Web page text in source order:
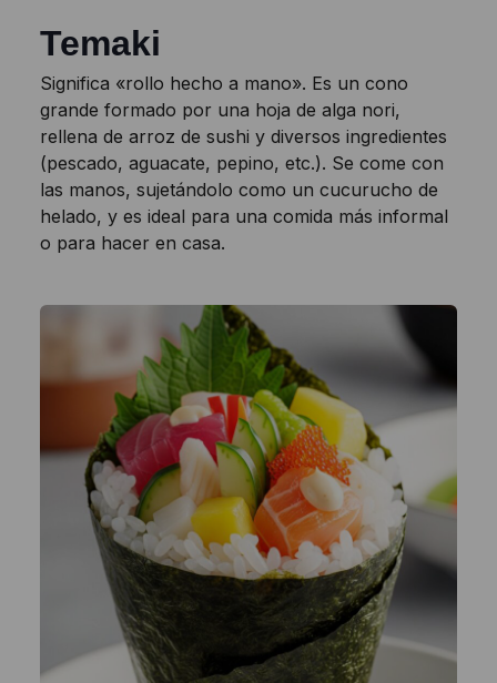
Temaki
Significa «rollo hecho a mano». Es un cono
grande formado por una hoja de alga nori,
rellena de arroz de sushi y diversos ingredientes
(pescado, aguacate, pepino, etc.). Se come con
las manos, sujetándolo como un cucurucho de
helado, y es ideal para una comida más informal
o para hacer en casa.